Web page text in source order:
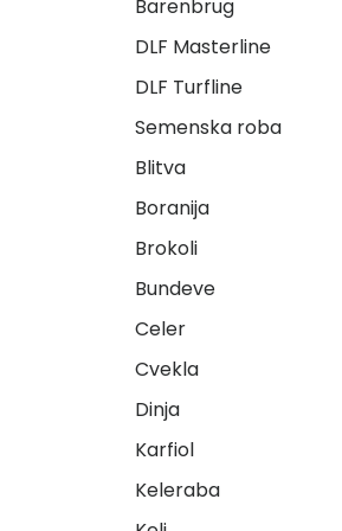
Barenbrug
DLF Masterline
DLF Turfline
Semenska roba
Blitva
Boranija
Brokoli
Bundeve
Celer
Cvekla
Dinja
Karfiol
Keleraba